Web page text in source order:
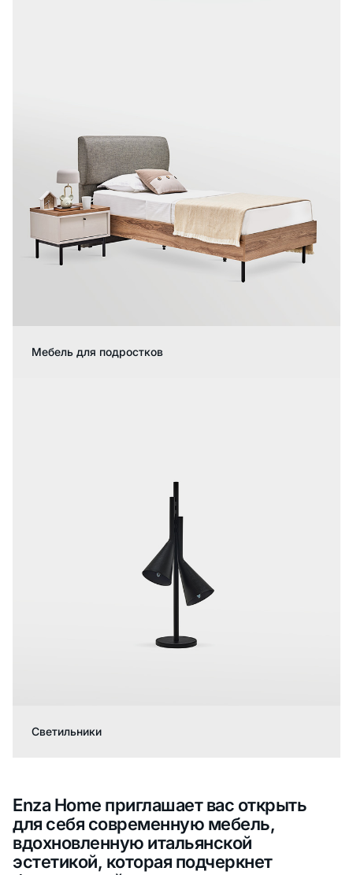
Мебель для подростков
Светильники
Enza Home приглашает вас открыть
для себя современную мебель,
вдохновленную итальянской
эстетикой, которая подчеркнет